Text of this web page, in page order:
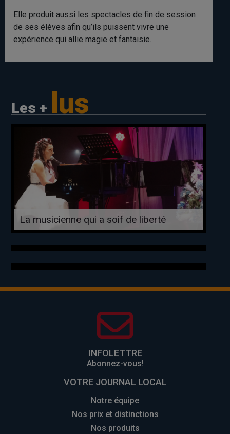
Elle produit aussi les spectacles de fin de session
de ses élèves afin qu’ils puissent vivre une
expérience qui allie magie et fantaisie.
Les + lus
La musicienne qui a soif de liberté
INFOLETTRE
Abonnez-vous!
VOTRE JOURNAL LOCAL
Notre équipe
Nos prix et distinctions
Nos produits